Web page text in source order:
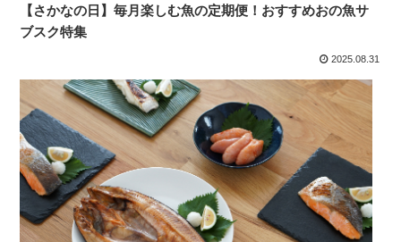
【さかなの日】毎月楽しむ魚の定期便！おすすめおの魚サ
ブスク特集
2025.08.31